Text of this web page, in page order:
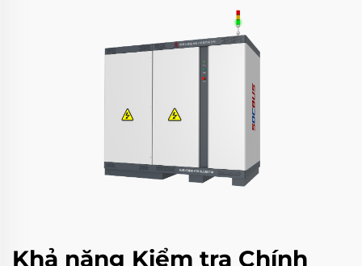
Khả năng Kiểm tra Chính